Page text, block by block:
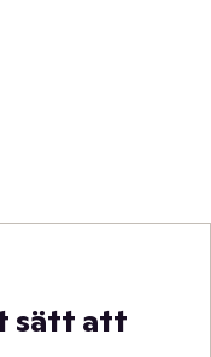
sätt att